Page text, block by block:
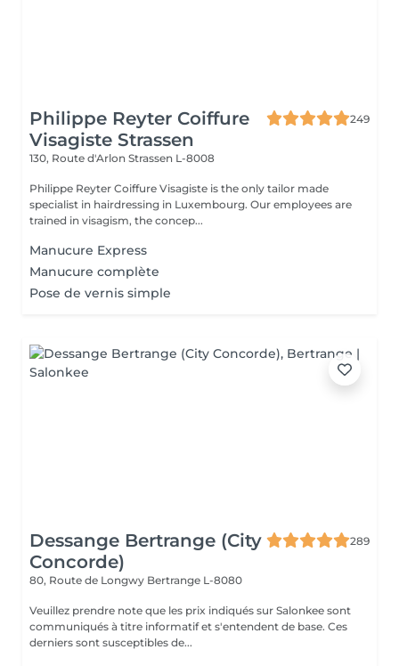
Philippe Reyter Coiffure
Visagiste Strassen
249
130, Route d'Arlon Strassen L-8008
Philippe Reyter Coiffure Visagiste is the only tailor made
specialist in hairdressing in Luxembourg. Our employees are
trained in visagism, the concep...
Manucure Express
Manucure complète
Pose de vernis simple
Dessange Bertrange (City
Concorde)
289
80, Route de Longwy Bertrange L-8080
Veuillez prendre note que les prix indiqués sur Salonkee sont
communiqués à titre informatif et s'entendent de base. Ces
derniers sont susceptibles de...